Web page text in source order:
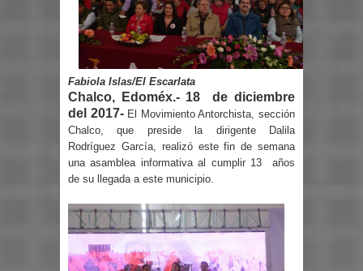
Fabiola Islas/El Escarlata
Chalco, Edoméx.- 18 de diciembre
del 2017- El Movimiento Antorchista, sección
Chalco, que preside la dirigente Dalila
Rodríguez García, realizó este fin de semana
una asamblea informativa al cumplir 13 años
de su llegada a este municipio.